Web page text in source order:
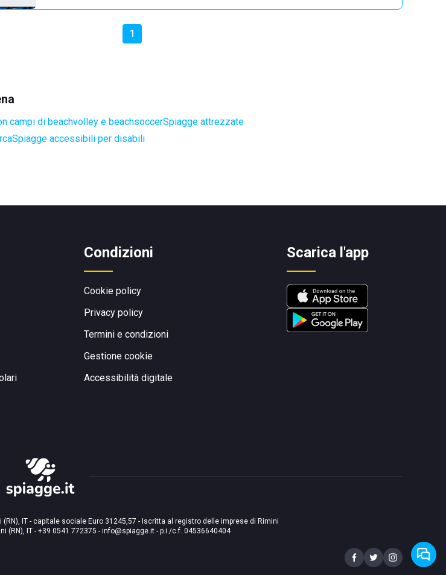
1
campi di beachvolley e beachsoccerSpiagge attrezzate
Spiagge accessibili per disabili
Condizioni
Cookie policy
Privacy policy
Termini e condizioni
Gestione cookie
Accessibilità digitale
Scarica l'app
IT - capitale sociale Euro 31245,57 - Iscritta al registro delle imprese di Rimini
(RN), IT - +39 0541 772375 - info@spiagge.it - p.i./c.f. 04536640404